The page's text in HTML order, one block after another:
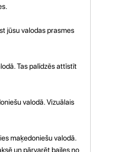
jūsu valodas prasmes
Tas palīdzēs attīstīt
valodā. Vizuālais
maķedoniešu valodā.
un pārvarēt bailes no